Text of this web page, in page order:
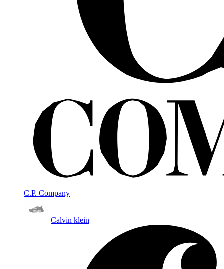
C.P. Company
Calvin klein